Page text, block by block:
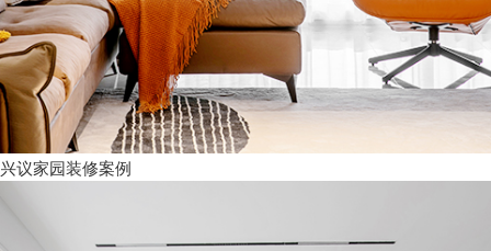
兴议家园装修案例